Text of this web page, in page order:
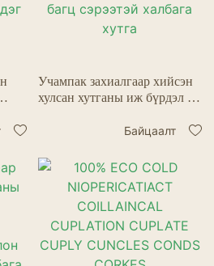
Учампак захиалгаар хийсэн
хулсан хутганы иж бүрдэл –
цүнхэнд савласан олон багц
Байцаалт